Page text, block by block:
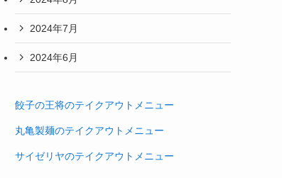
2024年7月
2024年6月
餃子の王将のテイクアウトメニュー
丸亀製麺のテイクアウトメニュー
サイゼリヤのテイクアウトメニュー